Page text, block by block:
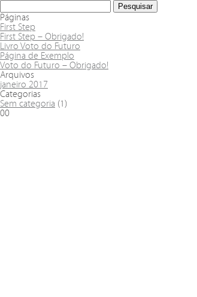
Páginas
First Step
First Step – Obrigado!
Livro Voto do Futuro
Página de Exemplo
Voto do Futuro – Obrigado!
Arquivos
janeiro 2017
Categorias
Sem categoria (1)
00